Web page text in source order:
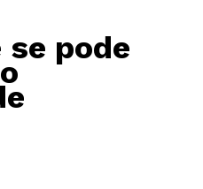
se pode